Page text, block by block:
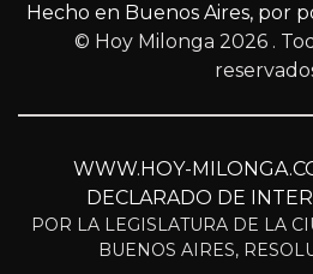
Hecho en Buenos Aires, por
© Hoy Milonga 2026 .
WWW.HOY-
DECLARADO DE
POR LA LEGISLATURA DE LA
BUENOS AIRES,